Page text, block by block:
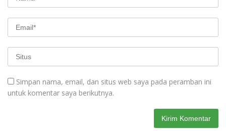
Simpan nama, email, dan situs web saya pada peramban ini
untuk komentar saya berikutnya.